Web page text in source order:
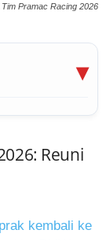
Pramac Racing 2026
Reuni
kembali ke